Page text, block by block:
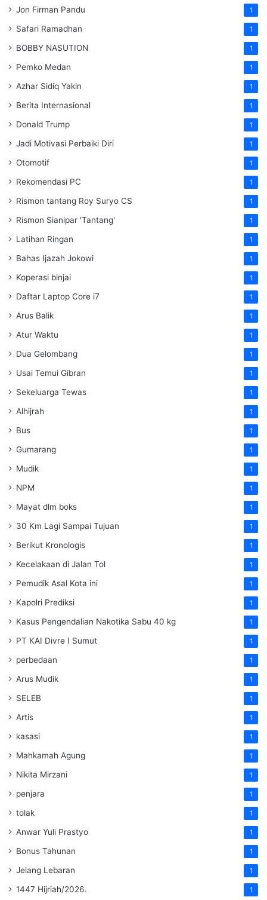
Jon Firman Pandu 1
Safari Ramadhan 1
BOBBY NASUTION 1
Pemko Medan 1
Azhar Sidiq Yakin 1
Berita Internasional 1
Donald Trump 1
Jadi Motivasi Perbaiki Diri 1
Otomotif 1
Rekomendasi PC 1
Rismon tantang Roy Suryo CS 1
Rismon Sianipar 'Tantang' 1
Latihan Ringan 1
Bahas Ijazah Jokowi 1
Koperasi binjai 1
Daftar Laptop Core i7 1
Arus Balik 1
Atur Waktu 1
Dua Gelombang 1
Usai Temui Gibran 1
Sekeluarga Tewas 1
Alhijrah 1
Bus 1
Gumarang 1
Mudik 1
NPM 1
Mayat dlm boks 1
30 Km Lagi Sampai Tujuan 1
Berikut Kronologis 1
Kecelakaan di Jalan Tol 1
Pemudik Asal Kota ini 1
Kapolri Prediksi 1
Kasus Pengendalian Nakotika Sabu 40 kg 1
PT KAI Divre I Sumut 1
perbedaan 1
Arus Mudik 1
SELEB 1
Artis 1
kasasi 1
Mahkamah Agung 1
Nikita Mirzani 1
penjara 1
tolak 1
Anwar Yuli Prastyo 1
Bonus Tahunan 1
Jelang Lebaran 1
1447 Hijriah/2026. 1